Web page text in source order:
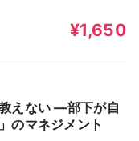
¥1,650
えない ―部下が自
のマネジメント